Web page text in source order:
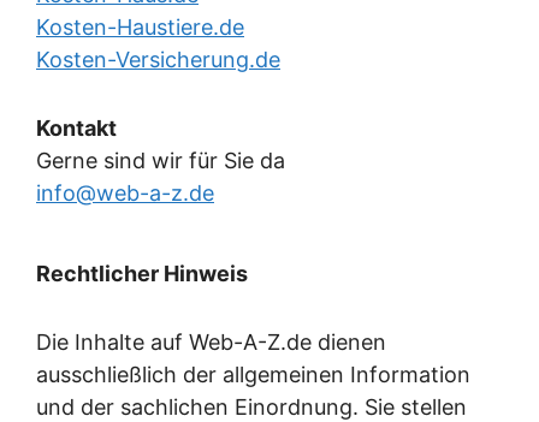
Kosten-Haustiere.de
Kosten-Versicherung.de
Kontakt
Gerne sind wir für Sie da
info@web-a-z.de
Rechtlicher Hinweis
Die Inhalte auf Web-A-Z.de dienen
ausschließlich der allgemeinen Information
und der sachlichen Einordnung. Sie stellen